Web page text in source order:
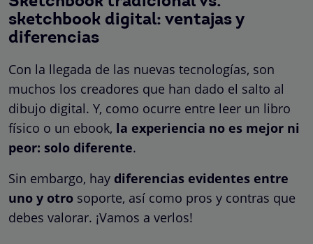
sketchbook digital: ventajas y
diferencias
Con la llegada de las nuevas tecnologías, son
muchos los creadores que han dado el salto al
dibujo digital. Y, como ocurre entre leer un libro
físico o un ebook, la experiencia no es mejor ni
peor: solo diferente.
Sin embargo, hay diferencias evidentes entre
uno y otro soporte, así como pros y contras que
debes valorar. ¡Vamos a verlos!